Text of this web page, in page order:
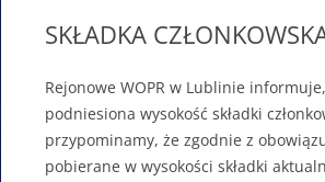
SKŁADKA
Rejonowe WOPR w Lublinie
podniesiona wysokość składki
przypominamy, że zgodnie z
pobierane w wysokości składki